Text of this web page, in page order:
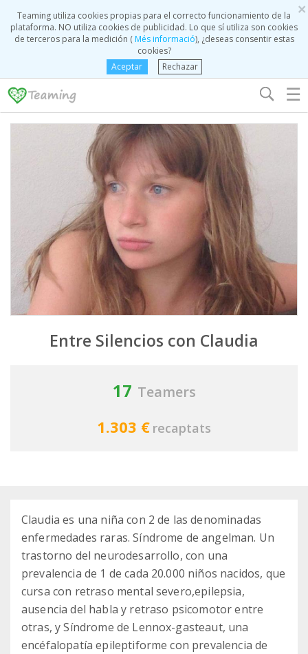
×
Teaming utiliza cookies propias para el correcto funcionamiento de la
plataforma. NO utiliza cookies de publicidad. Lo que sí utiliza son cookies
de terceros para la medición (Més informació), ¿deseas consentir estas
cookies?
Aceptar
Rechazar
☰
Entre Silencios con Claudia
17 Teamers
1.303 € recaptats
Claudia es una niña con 2 de las denominadas
enfermedades raras. Síndrome de angelman. Un
trastorno del neurodesarrollo, con una
prevalencia de 1 de cada 20.000 niños nacidos, que
cursa con retraso mental severo,epilepsia,
ausencia del habla y retraso psicomotor entre
otras, y Síndrome de Lennox-gasteaut, una
encéfalopatía epileptiforme con prevalencia de